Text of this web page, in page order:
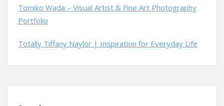
Tomiko Wada – Visual Artist & Fine Art Photography
Portfolio
Totally Tiffany Naylor | Inspiration for Everyday Life